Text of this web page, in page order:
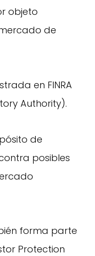
objeto
de
en FINRA
Authority).
de
posibles
forma parte
Protection